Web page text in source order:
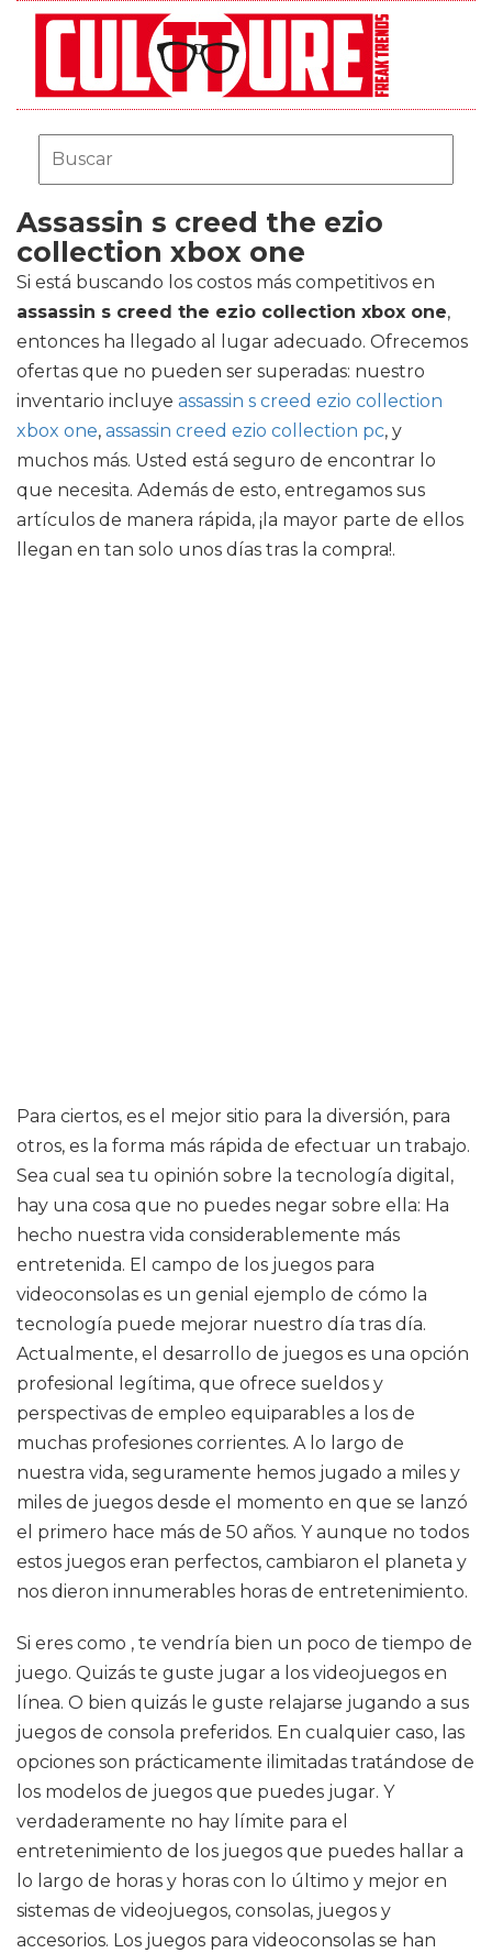
Assassin s creed the ezio
collection xbox one
Si está buscando los costos más competitivos en
assassin s creed the ezio collection xbox one,
entonces ha llegado al lugar adecuado. Ofrecemos
ofertas que no pueden ser superadas: nuestro
inventario incluye assassin s creed ezio collection
xbox one, assassin creed ezio collection pc, y
muchos más. Usted está seguro de encontrar lo
que necesita. Además de esto, entregamos sus
artículos de manera rápida, ¡la mayor parte de ellos
llegan en tan solo unos días tras la compra!.
Para ciertos, es el mejor sitio para la diversión, para
otros, es la forma más rápida de efectuar un trabajo.
Sea cual sea tu opinión sobre la tecnología digital,
hay una cosa que no puedes negar sobre ella: Ha
hecho nuestra vida considerablemente más
entretenida. El campo de los juegos para
videoconsolas es un genial ejemplo de cómo la
tecnología puede mejorar nuestro día tras día.
Actualmente, el desarrollo de juegos es una opción
profesional legítima, que ofrece sueldos y
perspectivas de empleo equiparables a los de
muchas profesiones corrientes. A lo largo de
nuestra vida, seguramente hemos jugado a miles y
miles de juegos desde el momento en que se lanzó
el primero hace más de 50 años. Y aunque no todos
estos juegos eran perfectos, cambiaron el planeta y
nos dieron innumerables horas de entretenimiento.
Si eres como , te vendría bien un poco de tiempo de
juego. Quizás te guste jugar a los videojuegos en
línea. O bien quizás le guste relajarse jugando a sus
juegos de consola preferidos. En cualquier caso, las
opciones son prácticamente ilimitadas tratándose de
los modelos de juegos que puedes jugar. Y
verdaderamente no hay límite para el
entretenimiento de los juegos que puedes hallar a
lo largo de horas y horas con lo último y mejor en
sistemas de videojuegos, consolas, juegos y
accesorios. Los juegos para videoconsolas se han